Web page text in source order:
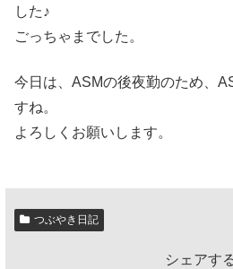
した♪
ごっちゃまでした。
今日は、ASMの後夜勤のため、
すね。
よろしくお願いします。
つぶやき日記
シェアす